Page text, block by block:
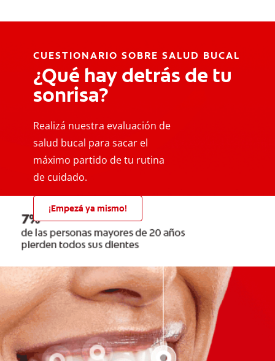
CUESTIONARIO SOBRE SALUD BUCAL
¿Qué hay detrás de tu
sonrisa?
Realizá nuestra evaluación de
salud bucal para sacar el
máximo partido de tu rutina
de cuidado.
¡Empezá ya mismo!